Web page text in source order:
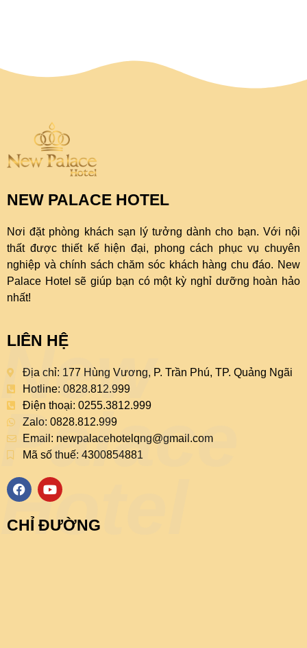
NEW PALACE HOTEL
Nơi đặt phòng khách sạn lý tưởng dành cho bạn. Với nội
thất được thiết kế hiện đại, phong cách phục vụ chuyên
nghiệp và chính sách chăm sóc khách hàng chu đáo. New
Palace Hotel sẽ giúp bạn có một kỳ nghỉ dưỡng hoàn hảo
nhất!
LIÊN HỆ
Địa chỉ: 177 Hùng Vương, P. Trần Phú, TP. Quảng Ngãi
Hotline: 0828.812.999
Điện thoại: 0255.3812.999
Zalo: 0828.812.999
Email: newpalacehotelqng@gmail.com
Mã số thuế: 4300854881
New
Palace
Hotel
F
a
e
b
Y
o
t
u
CHỈ ĐƯỜNG